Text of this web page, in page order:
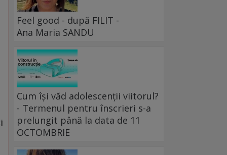
Feel good - după FILIT -
Ana Maria SANDU
Cum își văd adolescenții viitorul?
- Termenul pentru înscrieri s-a
prelungit până la data de 11
OCTOMBRIE